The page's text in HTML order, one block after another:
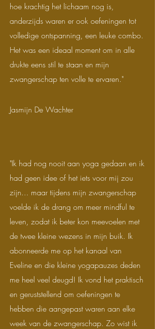
hoe krachtig het lichaam nog is,
anderzijds waren er ook oefeningen tot
volledige ontspanning, een leuke combo.
Het was een ideaal moment om in alle
drukte eens stil te staan en mijn
zwangerschap ten volle te ervaren."
Jasmijn De Wachter
"Ik had nog nooit aan yoga gedaan en ik
had geen idee of het iets voor mij zou
zijn... maar tijdens mijn zwangerschap
voelde ik de drang om meer mindful te
leven, zodat ik beter kon meevoelen met
de twee kleine wezens in mijn buik. Ik
abonneerde me op het kanaal van
Eveline en die kleine yogapauzes deden
me heel veel deugd! Ik vond het praktisch
en geruststellend om oefeningen te
hebben die aangepast waren aan elke
week van de zwangerschap. Zo wist ik